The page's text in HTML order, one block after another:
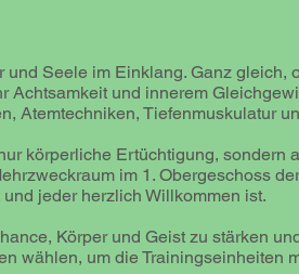
und Seele im Einklang. Ganz
Achtsamkeit und innerem
Atemtechniken, Tiefenmuskulatur
körperliche Ertüchtigung,
im 1. Obergeschoss
jeder herzlich Willkommen ist.
Körper und Geist zu stärken
wählen, um die Trainingseinheiten